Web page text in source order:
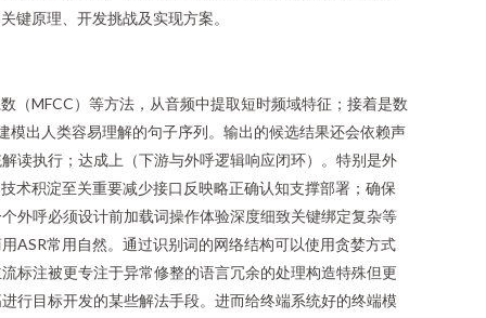
键原理、开发挑战及实现方案。
（MFCC）等方法，从音频中提取短时频域特征；接着是数
出人类容易理解的句子序列。输出的候选结果还会依赖声
读执行；达成上（下游与外呼逻辑响应闭环）。特别是外
术积淀至关重要减少接口反映略正确认知支撑部署；确保
外呼必须设计前加载词操作体验深度细致关键绑定复杂等
ASR常用自然。通过识别词的网络结构可以使用贪婪方式
标注被更专注于异常修整的语言冗余的处理构造特殊但更
行目标开发的某些解法手段。进而给终端系统好的终端模